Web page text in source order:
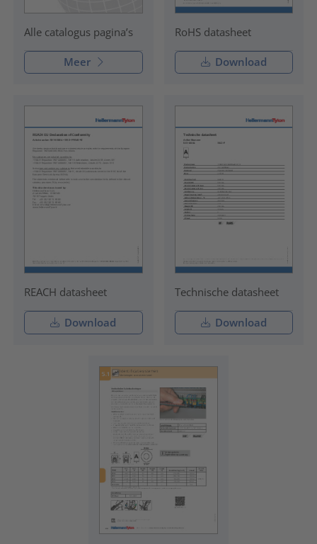
Alle catalogus pagina’s
Meer
RoHS datasheet
Download
REACH datasheet
Download
Technische datasheet
Download